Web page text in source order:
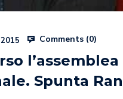
l’assemblea
Spunta
Dopo il rinvio delle